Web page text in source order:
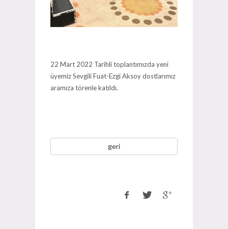
22 Mart 2022 Tarihli toplantımızda yeni
üyemiz Sevgili Fuat-Ezgi Aksoy dostlarımız
aramıza törenle katıldı.
geri